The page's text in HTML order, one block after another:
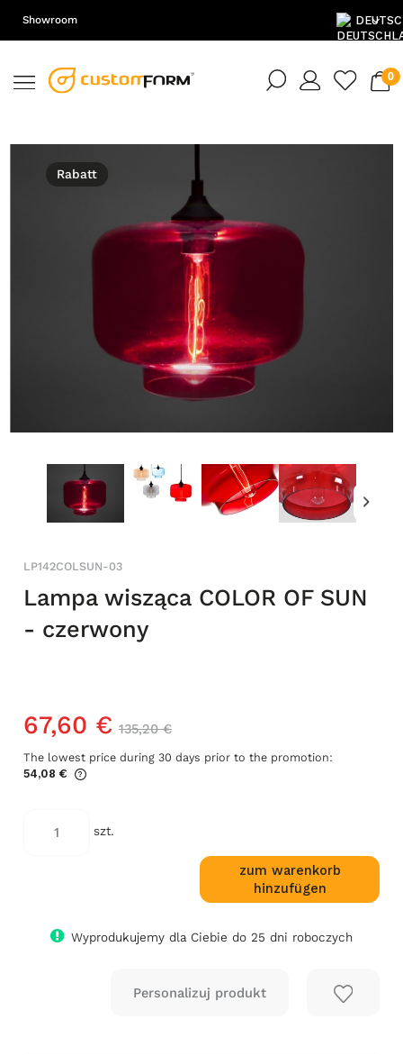
Showroom
Rabatt
LP142COLSUN-03
Lampa wisząca COLOR OF SUN
- czerwony
67,60 € 135,20 €
The lowest price during 30 days prior to the promotion:
54,08 €
went on sale is displayed.
szt.
zum warenkorb
hinzufügen
Wyprodukujemy dla Ciebie do 25 dni roboczych